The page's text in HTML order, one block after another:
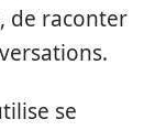
de raconter
se